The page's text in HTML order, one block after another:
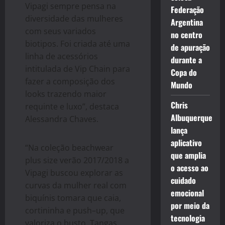
Vipagi sempre pensa na
diversidade das mulheres
com seus variados
biotipos. Foi criada até uma
linha de acessórios
intitulada de Vip Chain para
fazer a composição dos
looks trazendo maior
requinte e luxo”, destaca
Alessandra Chaves.
“Na coleção beachwear
plus size verão 2017/2018 a
Vipagi buscou explorar as
curvas da mulher real com
biquínis tomara que caia,
cortininha e push–up, que
Federação
Argentina
no centro
de apuração
durante a
Copa do
Mundo
Chris
Albuquerque
lança
aplicativo
que amplia
o acesso ao
cuidado
emocional
por meio da
tecnologia